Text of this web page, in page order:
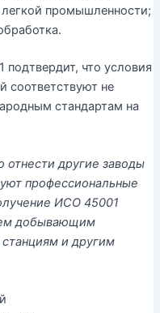
промышленности;
подтвердит, что условия
соответствуют не
стандартам на
другие заводы
профессиональные
ИСО 45001
добывающим
и другим